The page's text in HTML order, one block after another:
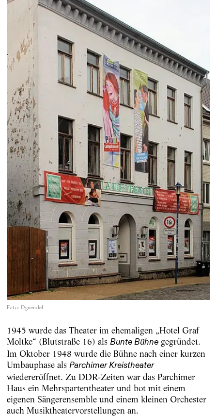
Foto: Dguendel
1945 wurde das Theater im ehemaligen „Hotel Graf
Moltke“ (Blutstraße 16) als Bunte Bühnegegründet.
Im Oktober 1948 wurde die Bühne nach einer kurzen
Umbauphase als Parchimer Kreistheater
wiedereröffnet. Zu DDR-Zeiten war das Parchimer
Haus ein Mehrspartentheater und bot mit einem
eigenen Sängerensemble und einem kleinen Orchester
auch Musiktheatervorstellungen an.